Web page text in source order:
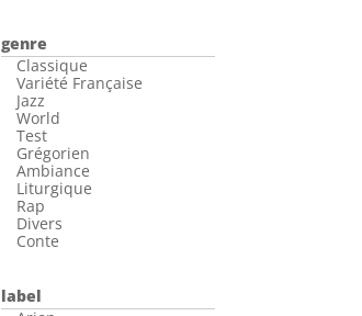
genre
Classique
Variété Française
Jazz
World
Test
Grégorien
Ambiance
Liturgique
Rap
Divers
Conte
label